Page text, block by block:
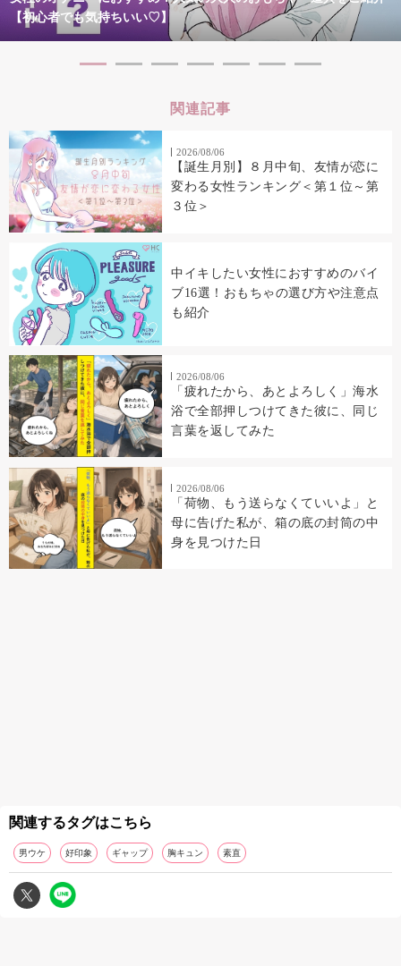
【初心者でも気持ちいい♡】
関連記事
2026/08/06
【誕生月別】８月中旬、友情が恋に
変わる女性ランキング＜第１位～第
３位＞
中イキしたい女性におすすめのバイ
ブ16選！おもちゃの選び方や注意点
も紹介
2026/08/06
「疲れたから、あとよろしく」海水
浴で全部押しつけてきた彼に、同じ
言葉を返してみた
2026/08/06
「荷物、もう送らなくていいよ」と
母に告げた私が、箱の底の封筒の中
身を見つけた日
関連するタグはこちら
男ウケ 好印象 ギャップ 胸キュン 素直